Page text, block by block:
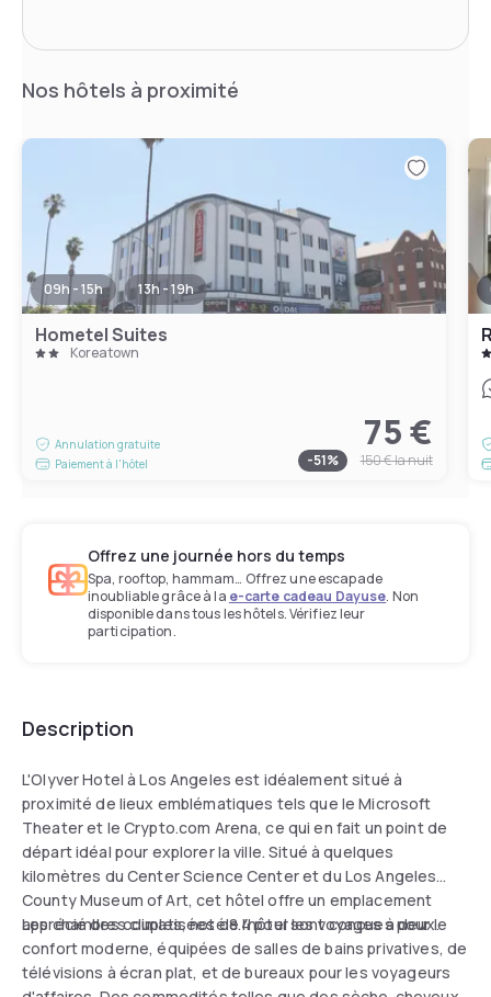
Nos hôtels à proximité
09h - 15h 13h - 19h
Hometel Suites
Koreatown
Annulation gratuite
Paiement à l'hôtel
75 €
-51% 150 €la nuit
Offrez une journée hors du temps
Spa, rooftop, hammam… Offrez une escapade
inoubliable grâce à la e-carte cadeau Dayuse. Non
disponible dans tous les hôtels. Vérifiez leur
participation.
Description
L'Olyver Hotel à Los Angeles est idéalement situé à
proximité de lieux emblématiques tels que le Microsoft
Theater et le Crypto.com Arena, ce qui en fait un point de
départ idéal pour explorer la ville. Situé à quelques
kilomètres du Center Science Center et du Los Angeles
County Museum of Art, cet hôtel offre un emplacement
apprécié des couples, noté 8.4 pour les voyages à deux.
Les chambres climatisées de l'hôtel sont conçues pour le
confort moderne, équipées de salles de bains privatives, de
télévisions à écran plat, et de bureaux pour les voyageurs